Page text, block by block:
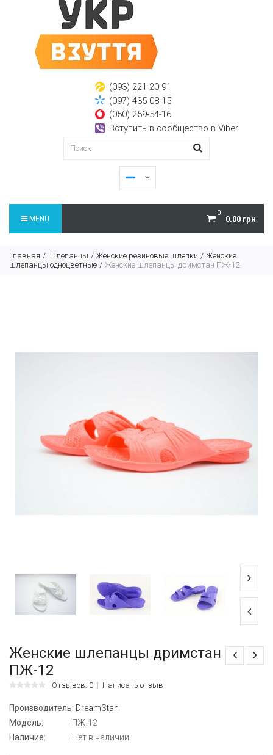
(093) 221-20-91
(097) 435-08-15
(050) 259-54-16
Вступить в сообщество в Viber
0
0.00 грн
MENU
Главная Шлепанцы Женские резиновые шлепки
Женские
шлепанцы одноцветные
Женские шлепанцы дримстан ПЖ-12
Женские шлепанцы дримстан
ПЖ-12
Отзывов: 0 Написать отзыв
Производитель: DreamStan
Модель:
ПЖ-12
Наличие:
Нет в наличии